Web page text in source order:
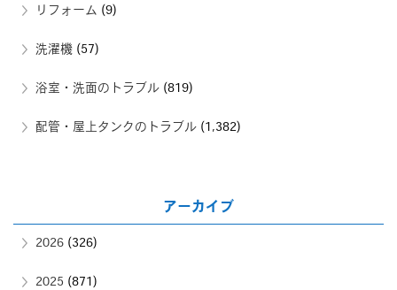
リフォーム (9)
洗濯機 (57)
浴室・洗面のトラブル (819)
配管・屋上タンクのトラブル (1,382)
アーカイブ
2026 (326)
2025 (871)